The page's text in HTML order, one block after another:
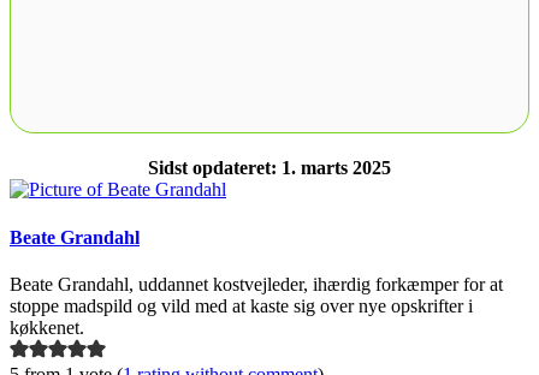
Sidst opdateret: 1. marts 2025
Beate Grandahl
Beate Grandahl, uddannet kostvejleder, ihærdig forkæmper for at
stoppe madspild og vild med at kaste sig over nye opskrifter i
køkkenet.